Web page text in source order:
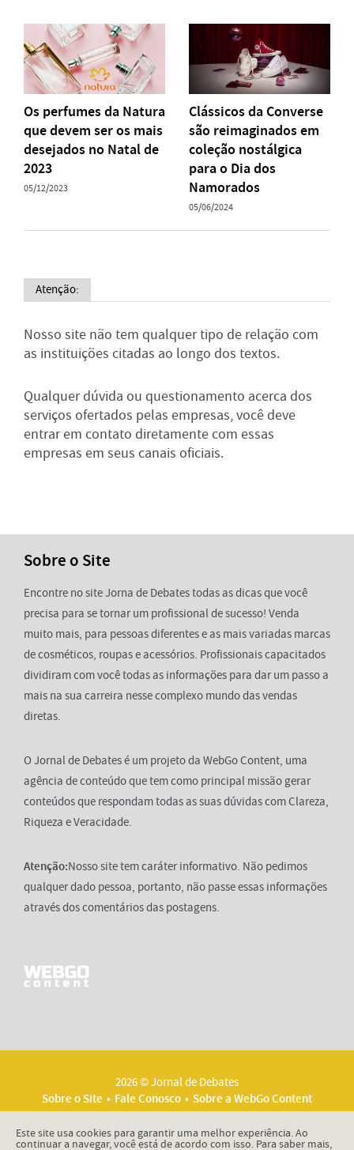
Os perfumes da Natura
que devem ser os mais
desejados no Natal de
2023
05/12/2023
Clássicos da Converse
são reimaginados em
coleção nostálgica
para o Dia dos
Namorados
05/06/2024
Atenção:
Nosso site não tem qualquer tipo de relação com
as instituições citadas ao longo dos textos.
Qualquer dúvida ou questionamento acerca dos
serviços ofertados pelas empresas, você deve
entrar em contato diretamente com essas
empresas em seus canais oficiais.
Sobre o Site
Encontre no site Jorna de Debates todas as dicas que você
precisa para se tornar um profissional de sucesso! Venda
muito mais, para pessoas diferentes e as mais variadas marcas
de cosméticos, roupas e acessórios. Profissionais capacitados
dividiram com você todas as informações para dar um passo a
mais na sua carreira nesse complexo mundo das vendas
diretas.
O Jornal de Debates é um projeto da WebGo Content, uma
agência de conteúdo que tem como principal missão gerar
conteúdos que respondam todas as suas dúvidas com Clareza,
Riqueza e Veracidade.
Atenção:Nosso site tem caráter informativo. Não pedimos
qualquer dado pessoa, portanto, não passe essas informações
através dos comentários das postagens.
2026 © Jornal de Debates
Sobre o Site
Fale Conosco
Sobre a WebGo Content
Políticas
Termos de Uso
Este site usa cookies para garantir uma melhor experiência. Ao
continuar a navegar, você está de acordo com isso. Para saber mais,